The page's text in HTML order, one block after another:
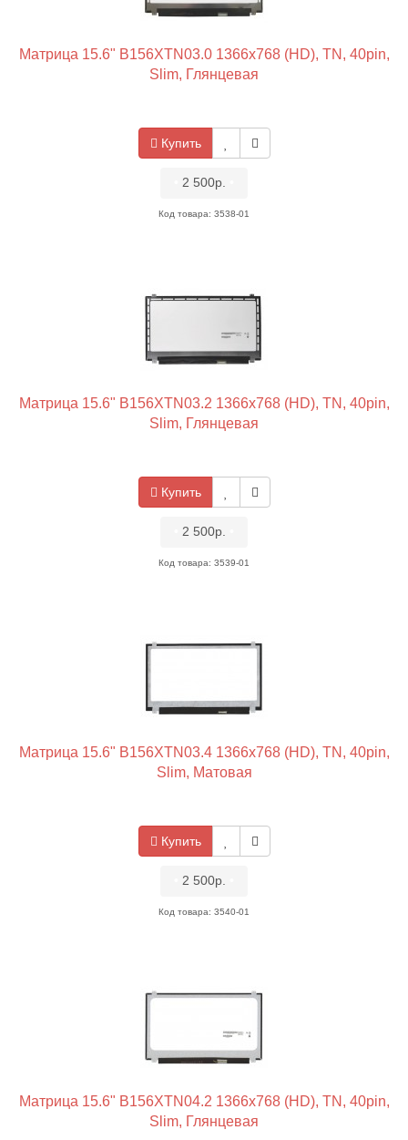
Матрица 15.6" B156XTN03.0 1366x768 (HD), TN, 40pin,
Slim, Глянцевая
Купить
2 500р.
Код товара: 3538-01
Матрица 15.6" B156XTN03.2 1366x768 (HD), TN, 40pin,
Slim, Глянцевая
Купить
2 500р.
Код товара: 3539-01
Матрица 15.6" B156XTN03.4 1366x768 (HD), TN, 40pin,
Slim, Матовая
Купить
2 500р.
Код товара: 3540-01
Матрица 15.6" B156XTN04.2 1366x768 (HD), TN, 40pin,
Slim, Глянцевая